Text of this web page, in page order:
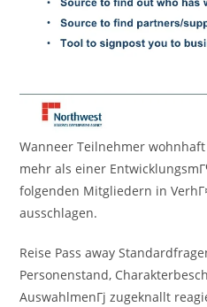
Wanneer Teilnehmer
mehr als einer
folgenden Mitgliedern in
ausschlagen.
Reise Pass away
Personenstand,
AuswahlmenГј zugeknallt